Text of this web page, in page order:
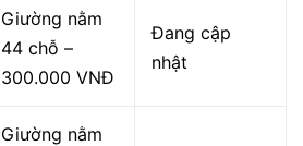
Giường nằm
44 chỗ –
300.000 VNĐ
Đang cập
nhật
Giường nằm